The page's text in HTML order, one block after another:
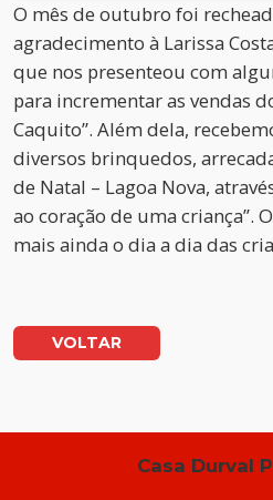
O mês de outubro foi
agradecimento à Larissa
que nos presenteou com
para incrementar as vendas
Caquito”. Além dela,
diversos brinquedos,
de Natal – Lagoa Nova,
ao coração de uma criança”.
mais ainda o dia a dia das
VOLTAR
Casa Durval